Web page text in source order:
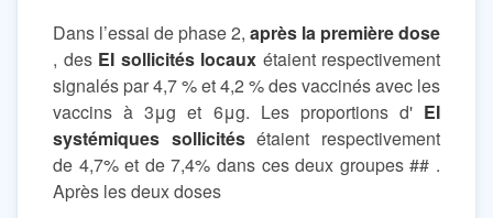
Dans l’essai de phase 2, après la première dose
, des EI sollicités locaux étaient respectivement
signalés par 4,7 % et 4,2 % des vaccinés avec les
vaccins à 3μg et 6μg. Les proportions d' EI
systémiques sollicitésétaient respectivement
de 4,7% et de 7,4% dans ces deux groupes ## .
Après les deux doses